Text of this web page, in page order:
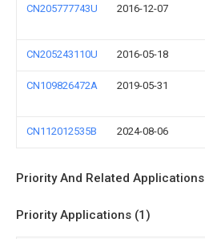
CN205777743U 2016-12-07
CN205243110U 2016-05-18
CN109826472A 2019-05-31
CN112012535B 2024-08-06
Priority And Related Applications
Priority Applications (1)